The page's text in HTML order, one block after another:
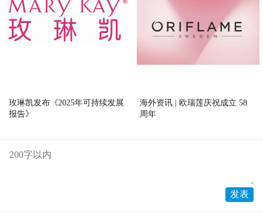
玫琳凯发布《2025年可持续发展
报告》
海外资讯 | 欧瑞莲庆祝成立 58
周年